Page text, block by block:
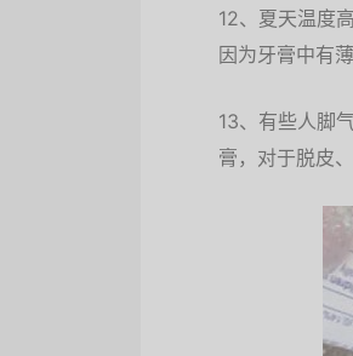
12、夏天温度
因为牙膏中有
13、有些人脚
膏，对于脱皮